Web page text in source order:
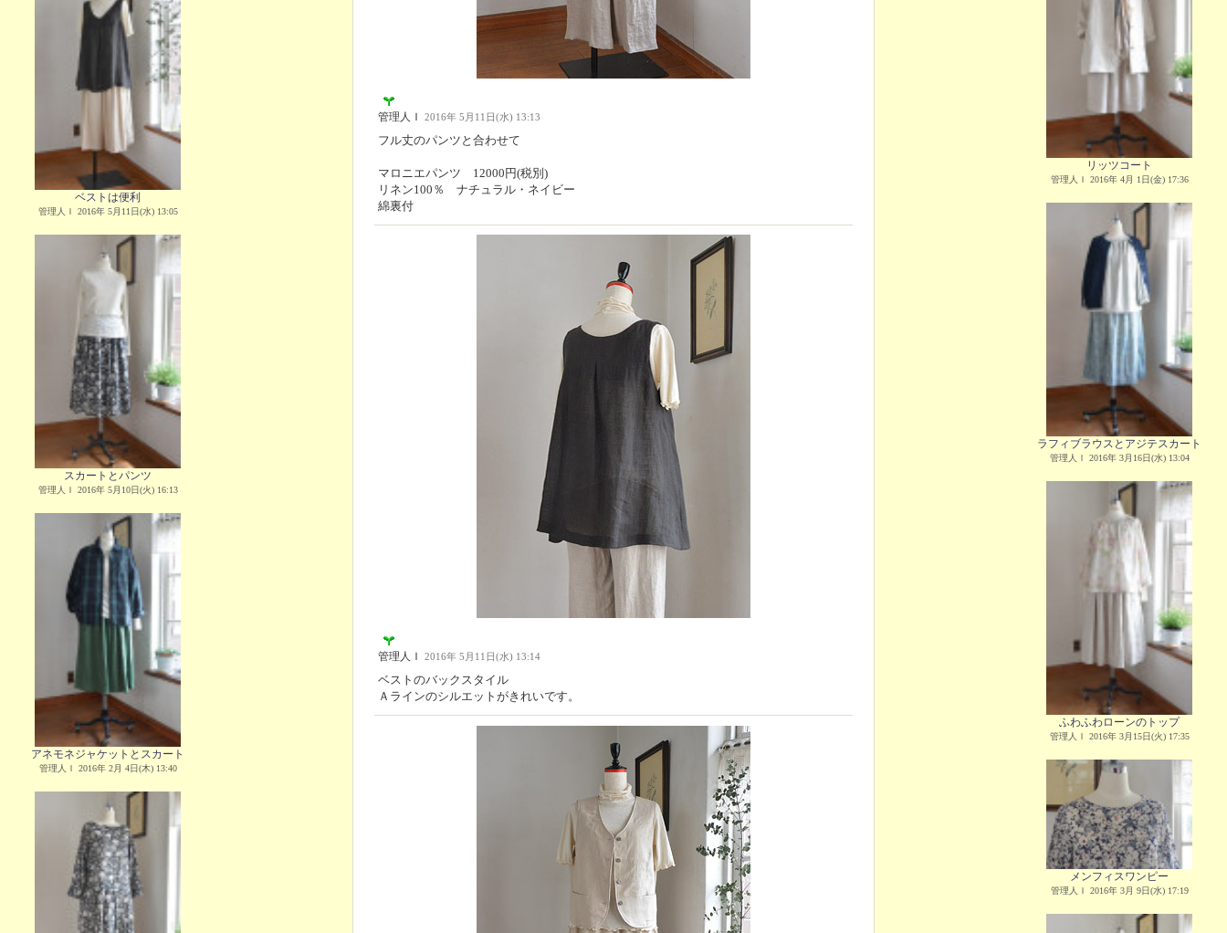
ベストは便利
管理人Ｉ 2016年 5月11日(水) 13:05
スカートとパンツ
管理人Ｉ 2016年 5月10日(火) 16:13
アネモネジャケットとスカート
管理人Ｉ 2016年 2月 4日(木) 13:40
管理人Ｉ 2016年 5月11日(水) 13:13
フル丈のパンツと合わせて
マロニエパンツ 12000円(税別)
リネン100％ ナチュラル・ネイビー
綿裏付
管理人Ｉ 2016年 5月11日(水) 13:14
ベストのバックスタイル
Ａラインのシルエットがきれいです。
リッツコート
管理人Ｉ 2016年 4月 1日(金) 17:36
ラフィブラウスとアジテスカート
管理人Ｉ 2016年 3月16日(水) 13:04
ふわふわローンのトップ
管理人Ｉ 2016年 3月15日(火) 17:35
メンフィスワンピー
管理人Ｉ 2016年 3月 9日(水) 17:19